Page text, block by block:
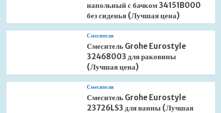
напольный с бачком 34151B000
без сиденья (Лучшая цена)
Смесители
Смеситель Grohe Eurostyle
32468003 для раковины
(Лучшая цена)
Смесители
Смеситель Grohe Eurostyle
23726LS3 для ванны (Лучшая